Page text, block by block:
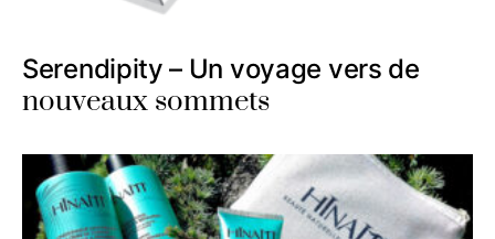
Serendipity – Un voyage vers de
nouveaux sommets